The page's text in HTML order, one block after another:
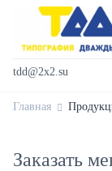
tdd@2x2.su
Главная
Заказать